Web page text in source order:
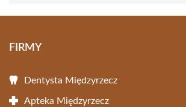
FIRMY
Dentysta Międzyrzecz
Apteka Międzyrzecz